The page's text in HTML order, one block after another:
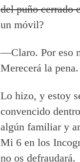
del puño cerrado
un móvil?
—Claro. Por eso
Merecerá la pena.
Lo hizo, y estoy
convencido
algún familiar y
Mi 6 en los
no os defraudará.